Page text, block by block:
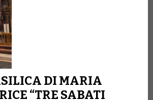
DI MARIA
“TRE SABATI